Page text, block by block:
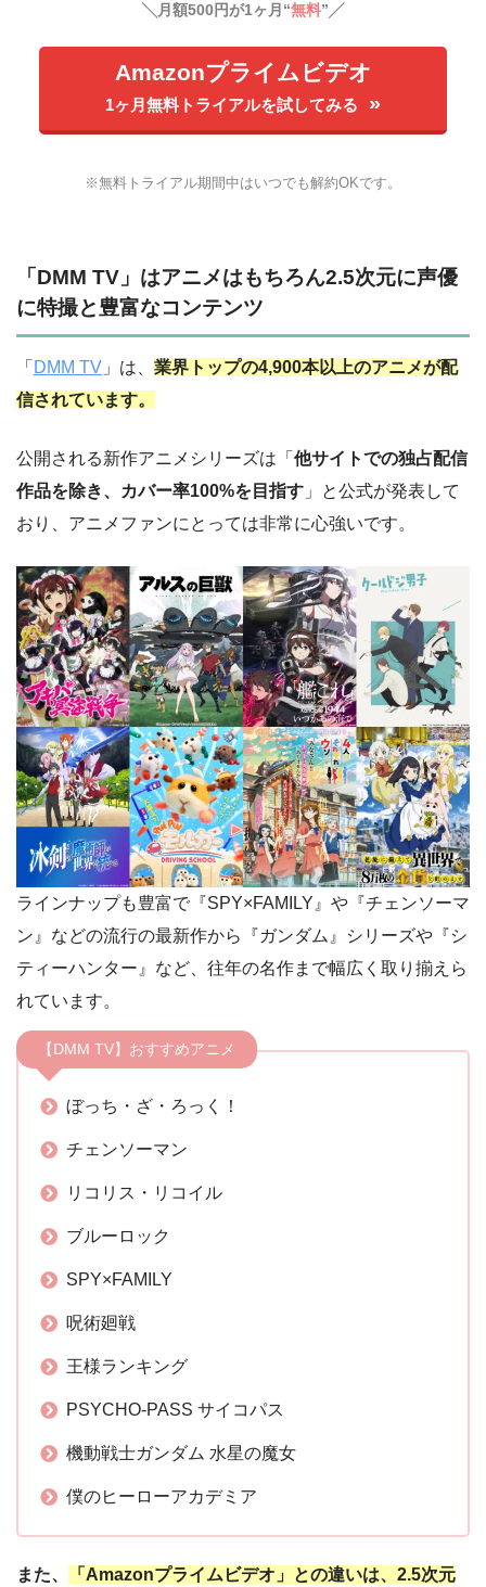
╲月額500円が1ヶ月“無料”╱
Amazonプライムビデオ
1ヶ月無料トライアルを試してみる
※無料トライアル期間中はいつでも解約OKです。
「DMM TV」はアニメはもちろん2.5次元に声優
に特撮と豊富なコンテンツ
「 DMM TV 」は、 業界トップの4,900本以上のアニメが配
信されています。
公開される新作アニメシリーズは「 他サイトでの独占配信
作品を除き、カバー率100%を目指す 」と公式が発表して
おり、アニメファンにとっては非常に心強いです。
ラインナップも豊富で『SPY×FAMILY』や『チェンソーマ
ン』などの流行の最新作から『ガンダム』シリーズや『シ
ティーハンター』など、往年の名作まで幅広く取り揃えら
れています。
【DMM TV】おすすめアニメ
ぼっち・ざ・ろっく！
チェンソーマン
リコリス・リコイル
ブルーロック
SPY×FAMILY
呪術廻戦
王様ランキング
PSYCHO-PASS サイコパス
機動戦士ガンダム 水星の魔女
僕のヒーローアカデミア
また、 「Amazonプライムビデオ」との違いは、 2.5次元